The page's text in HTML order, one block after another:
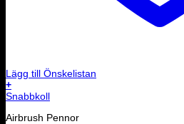
Lägg till Önskelistan
+
Snabbkoll
Airbrush Pennor